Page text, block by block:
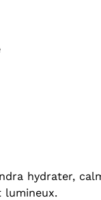
hydrater,
lumineux.